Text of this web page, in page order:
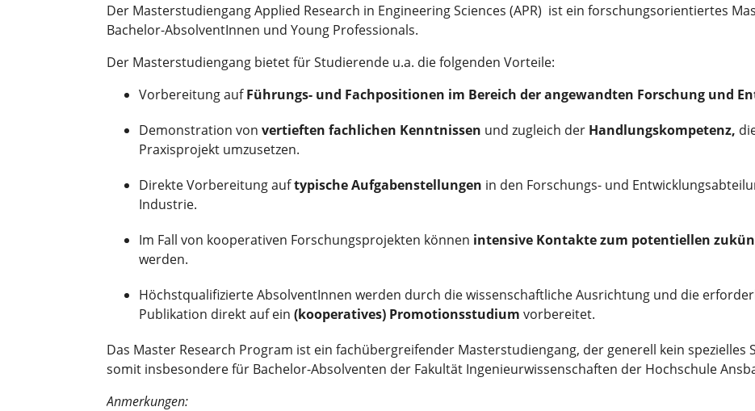
Der Masterstudiengang Applied Research in Engineering Sciences (APR) ist ein forschungsorientiertes
Bachelor-AbsolventInnen und Young Professionals.
Der Masterstudiengang bietet für Studierende u.a. die folgenden Vorteile:
Vorbereitung aufFührungs- und Fachpositionen im Bereich der angewandten Forschung und
Demonstration von vertieften fachlichen Kenntnissen und zugleich der Handlungskompetenz,
Praxisprojekt umzusetzen.
Direkte Vorbereitung auftypische Aufgabenstellungen in den Forschungs- und
Industrie.
Im Fall von kooperativen Forschungsprojekten können intensive Kontakte zum potentiellen
werden.
Höchstqualifizierte AbsolventInnen werden durch die wissenschaftliche Ausrichtung und die
Publikation direkt auf ein (kooperatives) Promotionsstudium vorbereitet.
Das Master Research Program ist ein fachübergreifender Masterstudiengang, der generell kein spezielles
somit insbesondere für Bachelor-Absolventen der Fakultät Ingenieurwissenschaften der Hochschule
Anmerkungen: